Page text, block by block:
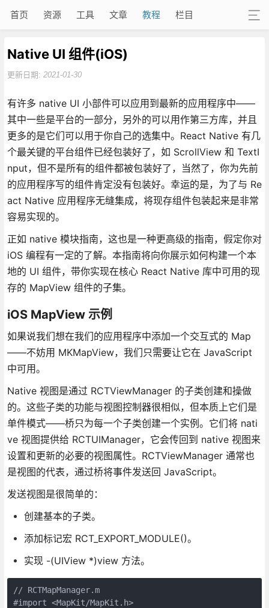
首页 资源 工具 文章 教程 栏目
Native UI 组件(iOS)
更新日期: 2021-01-30
有许多 native UI 小部件可以应用到最新的应用程序中——
其中一些是平台的一部分，另外的可以用作第三方库，并且
更多的是它们可以用于你自己的选集中。React Native 有几
个最关键的平台组件已经包装好了，如 ScrollView 和 TextI
nput，但不是所有的组件都被包装好了，当然了，你为先前
的应用程序写的组件肯定没有包装好。幸运的是，为了与 Re
act Native 应用程序无缝集成，将现存组件包装起来是非常
容易实现的。
正如 native 模块指南，这也是一种更高级的指南，假定你对
iOS 编程有一定的了解。本指南将向你展示如何构建一个本
地的 UI 组件，带你实现在核心 React Native 库中可用的现
存的 MapView 组件的子集。
iOS MapView 示例
如果说我们想在我们的应用程序中添加一个交互式的 Map
——不妨用 MKMapView，我们只需要让它在 JavaScript
中可用。
Native 视图是通过 RCTViewManager 的子类创建和操做
的。这些子类的功能与视图控制器很相似，但本质上它们是
单件模式——桥只为每一个子类创建一个实例。它们将 nati
ve 视图提供给 RCTUIManager，它会传回到 native 视图来
设置和更新的必要的视图属性。RCTViewManager 通常也
是视图的代表，通过桥将事件发送回 JavaScript。
发送视图是很简单的：
创建基本的子类。
添加标记宏 RCT_EXPORT_MODULE()。
实现 -(UIView *)view 方法。
// RCTMapManager.m
#import <MapKit/MapKit.h>